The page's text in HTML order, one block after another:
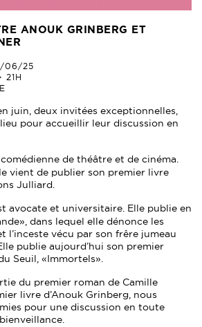
ANOUK GRINBERG ET
06/25
21H
juin, deux invitées exceptionnelles,
pour accueillir leur discussion en
de théâtre et de cinéma.
vient de publier son premier livre
Julliard.
avocate et universitaire. Elle publie en
», dans lequel elle dénonce les
l’inceste vécu par son frêre jumeau
publie aujourd’hui son premier
Seuil, « Immortels ».
du premier roman de Camille
livre d’Anouk Grinberg, nous
pour une discussion en toute